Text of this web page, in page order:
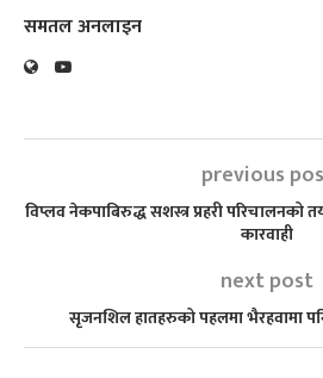
समतल अनलाइन
previous
विप्लव नेकपाबिरुद्ध सशस्त्र प्रहरी परिचालनको
कारवाही
next post
सृजनशिल हातहरुको पहलमा भैरहवामा